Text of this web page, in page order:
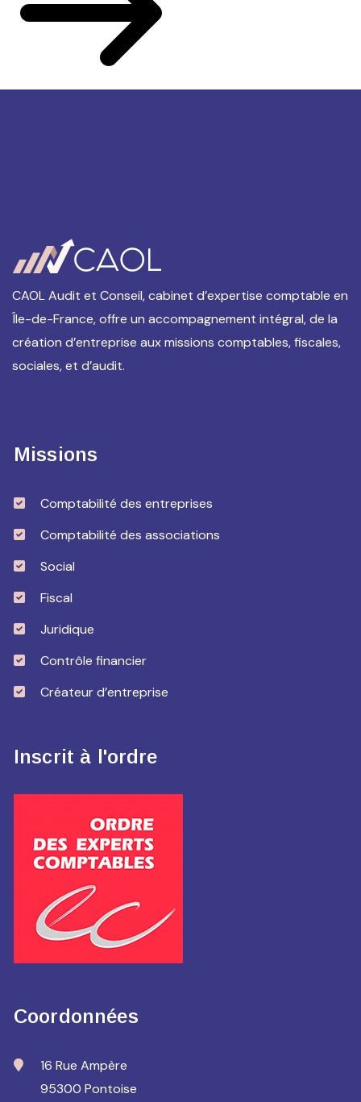
CAOL Audit et Conseil, cabinet d’expertise comptable en
Île-de-France, offre un accompagnement intégral, de la
création d’entreprise aux missions comptables, fiscales,
sociales, et d’audit.
Missions
Comptabilité des entreprises
Comptabilité des associations
Social
Fiscal
Juridique
Contrôle financier
Créateur d’entreprise
Inscrit à l'ordre
Coordonnées
16 Rue Ampère
95300 Pontoise